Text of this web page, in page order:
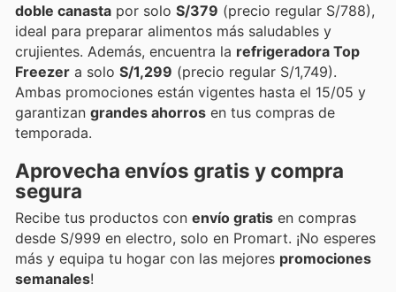
doble canasta por solo S/379 (precio regular S/788),
ideal para preparar alimentos más saludables y
crujientes. Además, encuentra la refrigeradora Top
Freezer a solo S/1,299 (precio regular S/1,749).
Ambas promociones están vigentes hasta el 15/05 y
garantizan grandes ahorros en tus compras de
temporada.
Aprovecha envíos gratis y compra
segura
Recibe tus productos con envío gratis en compras
desde S/999 en electro, solo en Promart. ¡No esperes
más y equipa tu hogar con las mejores promociones
semanales!